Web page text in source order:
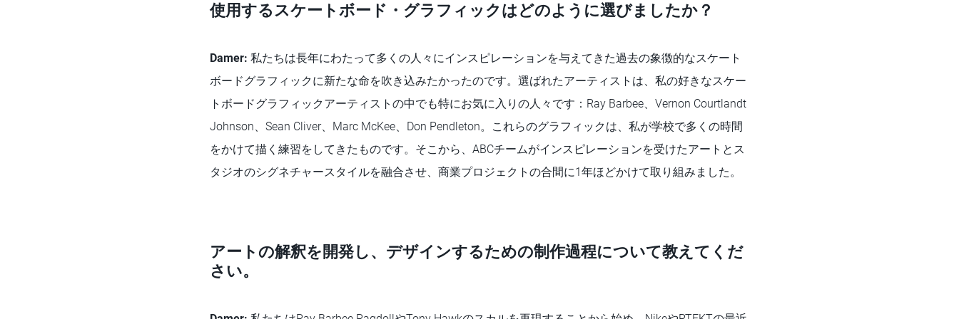
使用するスケートボード・グラフィックはどのように選びましたか？
Damer: 私たちは長年にわたって多くの人々にインスピレーションを与えてきた過去の象徴的なスケート
ボードグラフィックに新たな命を吹き込みたかったのです。選ばれたアーティストは、私の好きなスケー
トボードグラフィックアーティストの中でも特にお気に入りの人々です：Ray Barbee、Vernon Courtlandt
Johnson、Sean Cliver、Marc McKee、Don Pendleton。これらのグラフィックは、私が学校で多くの時間
をかけて描く練習をしてきたものです。そこから、ABCチームがインスピレーションを受けたアートとス
タジオのシグネチャースタイルを融合させ、商業プロジェクトの合間に1年ほどかけて取り組みました。
アートの解釈を開発し、デザインするための制作過程について教えてくだ
さい。